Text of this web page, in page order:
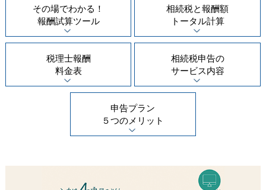
その場でわかる！
報酬試算ツール
相続税と報酬額
トータル計算
税理士報酬
料金表
相続税申告の
サービス内容
申告プラン
５つのメリット